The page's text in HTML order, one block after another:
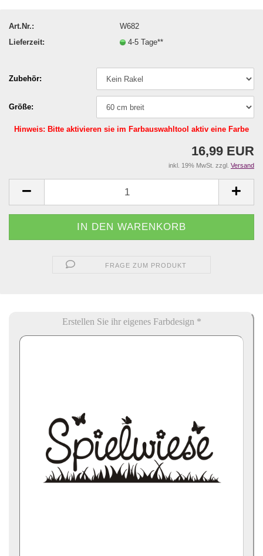
Art.Nr.:
W682
Lieferzeit:
4-5 Tage**
Zubehör:
Größe:
Hinweis: Bitte aktivieren sie im Farbauswahltool aktiv eine Farbe
16,99 EUR
inkl. 19% MwSt. zzgl. Versand
FRAGE ZUM PRODUKT
Erstellen Sie ihr eigenes Farbdesign *